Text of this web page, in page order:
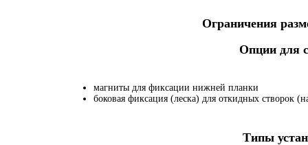
Ограничения
Опции для
магниты для фиксации нижней планки
боковая фиксация (леска) для откидных створок
Типы